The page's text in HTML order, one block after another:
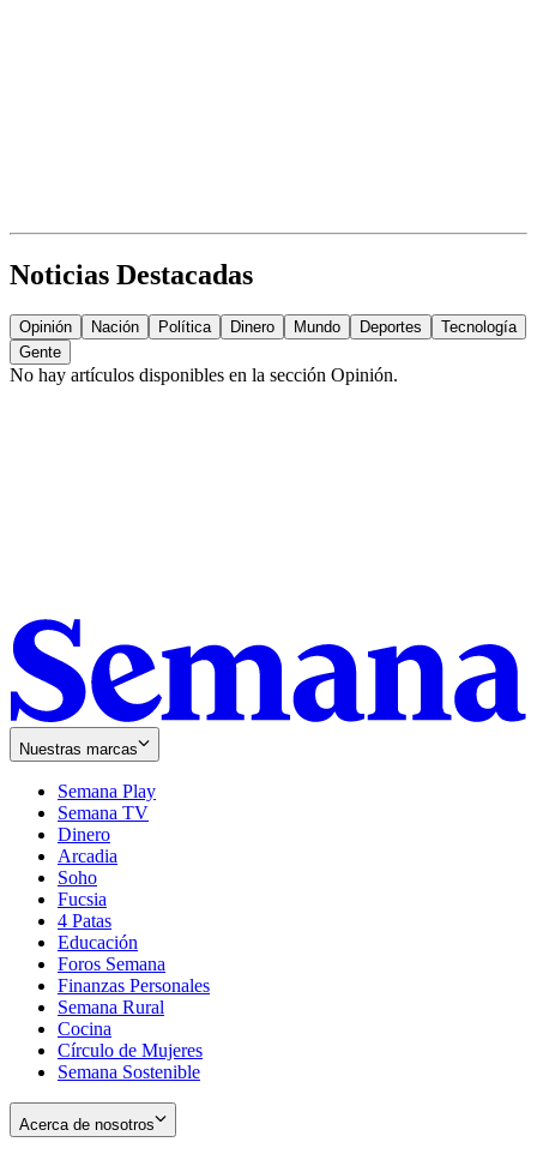
Noticias Destacadas
Opinión Nación Política Dinero Mundo Deportes
Tecnología
Gente
No hay artículos disponibles en la sección Opinión.
Nuestras marcas
Semana Play
Semana TV
Dinero
Arcadia
Soho
in
new
window
Fucsia
in
new
window
4 Patas
Educación
Foros Semana
Finanzas Personales
Semana Rural
Cocina
Círculo de Mujeres
Semana Sostenible
Acerca de nosotros